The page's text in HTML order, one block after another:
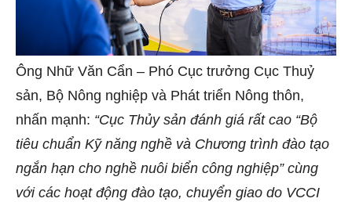
Ông Nhữ Văn Cẩn – Phó Cục trưởng Cục Thuỷ
sản, Bộ Nông nghiệp và Phát triển Nông thôn,
nhấn mạnh: “Cục Thủy sản đánh giá rất cao “Bộ
tiêu chuẩn Kỹ năng nghề và Chương trình đào tạo
ngắn hạn cho nghề nuôi biển công nghiệp” cùng
với các hoạt động đào tạo, chuyển giao do VCCI